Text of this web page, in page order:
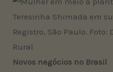
Teresinha Shimada em
Registro, São Paulo. Foto:
Rural
Novos negócios no Brasil